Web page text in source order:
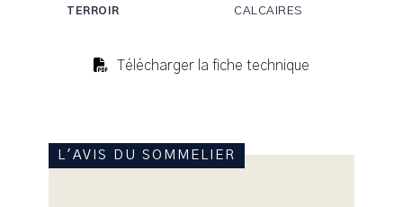
TERROIR CALCAIRES
Télécharger la fiche technique
L'AVIS DU SOMMELIER